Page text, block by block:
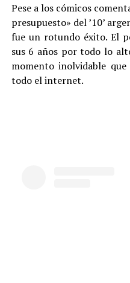
Pese a los cómicos
presupuesto» del ’10’
fue un rotundo éxito. El
sus 6 años por todo lo
momento inolvidable
todo el internet.